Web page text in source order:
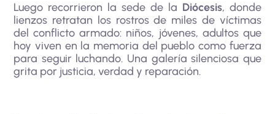
Luego recorrieron la sede de la Diócesis, donde
lienzos retratan los rostros de miles de víctimas
del conflicto armado: niños, jóvenes, adultos que
hoy viven en la memoria del pueblo como fuerza
para seguir luchando. Una galería silenciosa que
grita por justicia, verdad y reparación.